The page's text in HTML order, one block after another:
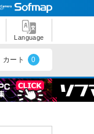
Language
カート 0